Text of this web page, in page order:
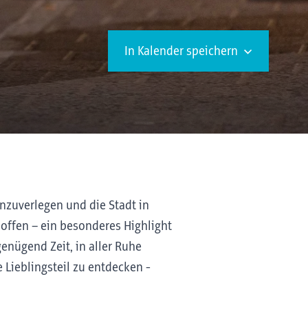
In Kalender speichern
und die Stadt in
offen – ein besonderes Highlight
Zeit, in aller Ruhe
Lieblingsteil zu entdecken -